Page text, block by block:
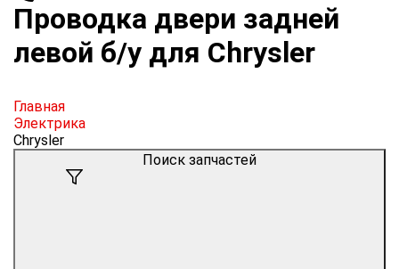
Проводка двери задней
левой б/у для Chrysler
Главная
Электрика
Chrysler
Поиск запчастей